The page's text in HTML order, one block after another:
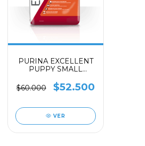
PURINA EXCELLENT
PUPPY SMALL
$60.000
$52.500
VER